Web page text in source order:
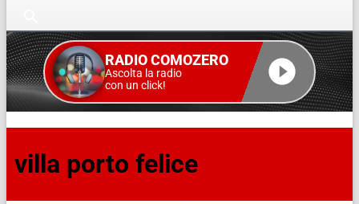
RADIO COMOZERO
Ascolta la radio
con un click!
villa porto felice